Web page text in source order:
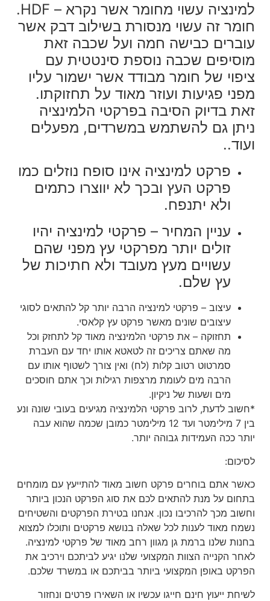
למינציה
עשוי מחומר אשר נקרא – HDF.
חומר זה עשוי מנסורת בשילוב דבק אשר
עוברים כבישה חמה ועל שכבה זאת
מוסיפים שכבה נוספת סינטטית עם
ציפוי של חומר מבודד אשר ישמור עליו
מפני פגיעות ועוזר מאוד על תחזוקתו.
זאת בדיוק הסיבה בפרקטי הלמינציה
ניתן גם להשתמש במשרדים, מפעלים
ועוד..
פרקט למינציה אינו סופח נוזלים כמו
פרקט העץ ובכך לא יווצרו כתמים
ולא יתנפח.
עניין המחיר – פרקטי למינציה יהיו
זולים יותר מפרקטי עץ מפני שהם
עשויים מעץ מעובד ולא חתיכות של
עץ שלם.
עיצוב – פרקטי למינציה הרבה יותר קל להתאים לסוגי
עיצובים שונים מאשר פרקט עץ קלאסי.
תחזוקה – את פרקטי הלמינציה מאוד קל לתחזק וכל
מה שאתם צריכים זה לטאטא אותו יחד עם העברת
סמרטוט רטוב קלות (לח) ואין צורך לשטוף אותו עם
הרבה מים לעומת מרצפות רגילות וכך אתם חוסכים
מים ושעות של ניקיון.
*חשוב לדעת, לרוב פרקטי הלמינציה מגיעים בעובי שונה ונע
בין 7 מילימטר ועד 12 מילימטר כמובן שכמה שהוא עבה
יותר ככה העמידות גבוהה יותר.
לסיכום:
כאשר אתם בוחרים פרקט חשוב מאוד להתייעץ עם מומחים
בתחום על מנת להתאים לכם את סוג הפרקט הנכון ביותר
וחשוב מכך להרכיבו נכון. אנחנו בטירת הפרקטים והשטיחים
נשמח מאוד לענות לכל שאלה בנושא פרקטים ותוכלו למצוא
בחנות שלנו ברמת גן מגוון רחב מאוד של פרקטי למינציה.
לאחר הקנייה הצוות המקצועי שלנו יגיע לביתכם וירכיב את
הפרקט באופן המקצועי ביותר בביתכם או במשרד שלכם.
לשיחת ייעוץ חינם חייגו עכשיו או השאירו פרטים ונחזור